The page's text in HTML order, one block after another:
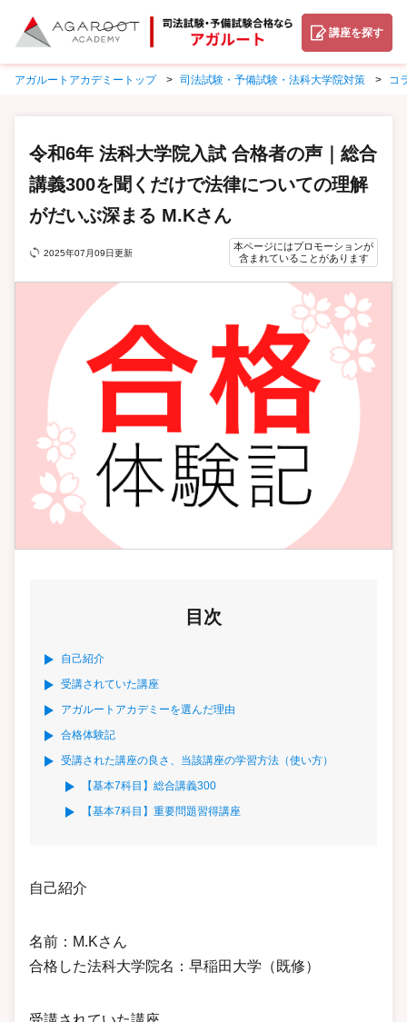
講座を探す
アガルートアカデミートップ 司法試験・予備試験・法科大学院対策 コ
令和6年 法科大学院入試 合格者の声｜総合
講義300を聞くだけで法律についての理解
がだいぶ深まる M.Kさん
2025年07月09日更新
本ページにはプロモーションが
含まれていることがあります
目次
自己紹介
受講されていた講座
アガルートアカデミーを選んだ理由
合格体験記
受講された講座の良さ、当該講座の学習方法（使い方）
【基本7科目】総合講義300
【基本7科目】重要問題習得講座
自己紹介
名前：M.Kさん
合格した法科大学院名：早稲田大学（既修）